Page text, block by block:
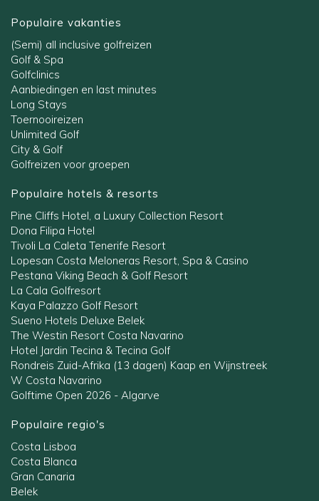
Populaire vakanties
(Semi) all inclusive golfreizen
Golf & Spa
Golfclinics
Aanbiedingen en last minutes
Long Stays
Toernooireizen
Unlimited Golf
City & Golf
Golfreizen voor groepen
Populaire hotels & resorts
Pine Cliffs Hotel, a Luxury Collection Resort
Dona Filipa Hotel
Tivoli La Caleta Tenerife Resort
Lopesan Costa Meloneras Resort, Spa & Casino
Pestana Viking Beach & Golf Resort
La Cala Golfresort
Kaya Palazzo Golf Resort
Sueno Hotels Deluxe Belek
The Westin Resort Costa Navarino
Hotel Jardin Tecina & Tecina Golf
Rondreis Zuid-Afrika (13 dagen) Kaap en Wijnstreek
W Costa Navarino
Golftime Open 2026 - Algarve
Populaire regio's
Costa Lisboa
Costa Blanca
Gran Canaria
Belek